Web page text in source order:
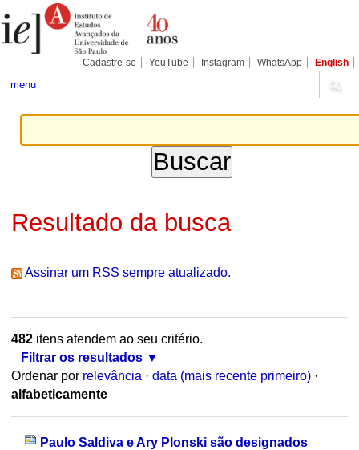
para
conteúdo.
Pessoais
Cadastre-se YouTube Instagram WhatsApp English
menu
Resultado da busca
Assinar um RSS sempre atualizado.
482itens atendem ao seu critério.
Filtrar os resultados
Ordenar por relevância · data (mais recente primeiro) ·
alfabeticamente
Paulo Saldiva e Ary Plonski são designados